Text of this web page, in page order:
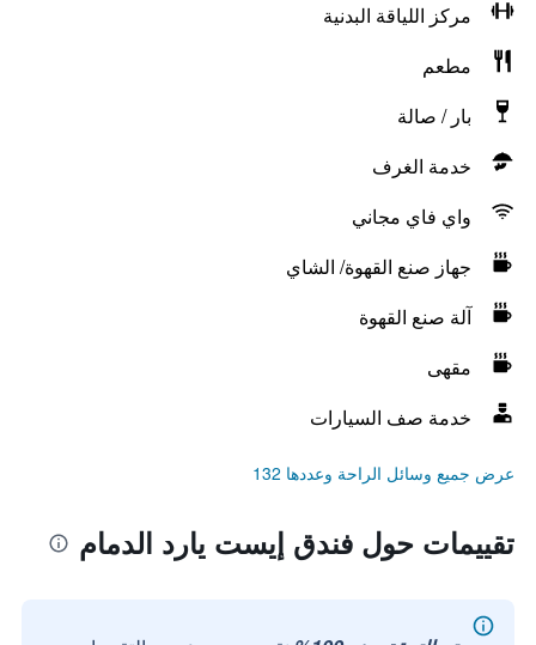
مركز اللياقة البدنية
مطعم
بار / صالة
خدمة الغرف
واي فاي مجاني
جهاز صنع القهوة/ الشاي
آلة صنع القهوة
مقهى
خدمة صف السيارات
عرض جميع وسائل الراحة وعددها 132
تقييمات حول فندق إيست يارد الدمام